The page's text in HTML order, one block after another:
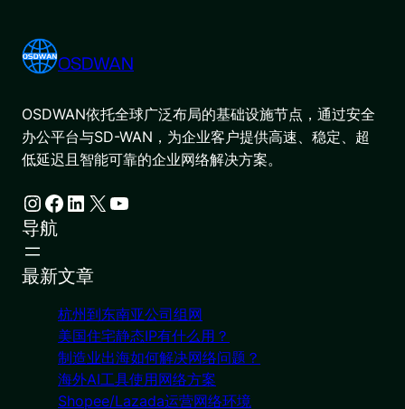
OSDWAN
OSDWAN依托全球广泛布局的基础设施节点，通过安全
办公平台与SD-WAN，为企业客户提供高速、稳定、超
低延迟且智能可靠的企业网络解决方案。
Instagram Facebook LinkedIn X YouTube
导航
最新文章
杭州到东南亚公司组网
美国住宅静态IP有什么用？
制造业出海如何解决网络问题？
海外AI工具使用网络方案
Shopee/Lazada运营网络环境